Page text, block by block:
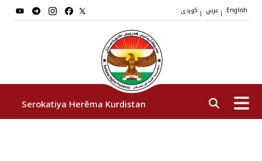
| | English
Serokatiya Herêma Kurdistan